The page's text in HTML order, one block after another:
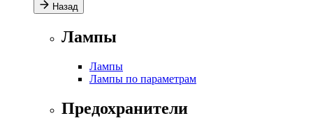
Назад
Лампы
Лампы
Лампы по параметрам
Предохранители